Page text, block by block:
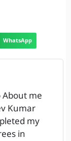
WhatsApp
About me
Kumar
my
in